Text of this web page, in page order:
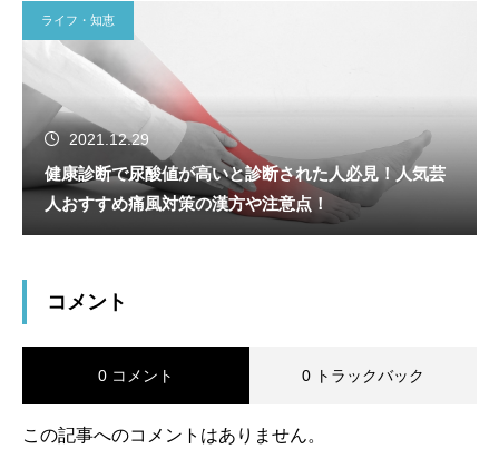
ライフ・知恵
2021.12.29
健康診断で尿酸値が高いと診断された人必見！人気芸
人おすすめ痛風対策の漢方や注意点！
コメント
0 コメント 0 トラックバック
この記事へのコメントはありません。